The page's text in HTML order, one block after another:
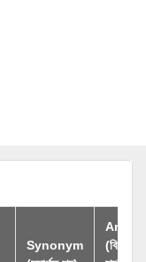
Synonym